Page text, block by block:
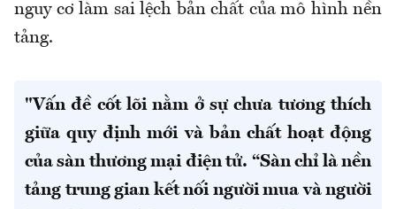
nguy cơ làm sai lệch bản chất của mô hình nền
tảng.
"Vấn đề cốt lõi nằm ở sự chưa tương thích
giữa quy định mới và bản chất hoạt động
của sàn thương mại điện tử. “Sàn chỉ là nền
tảng trung gian kết nối người mua và người